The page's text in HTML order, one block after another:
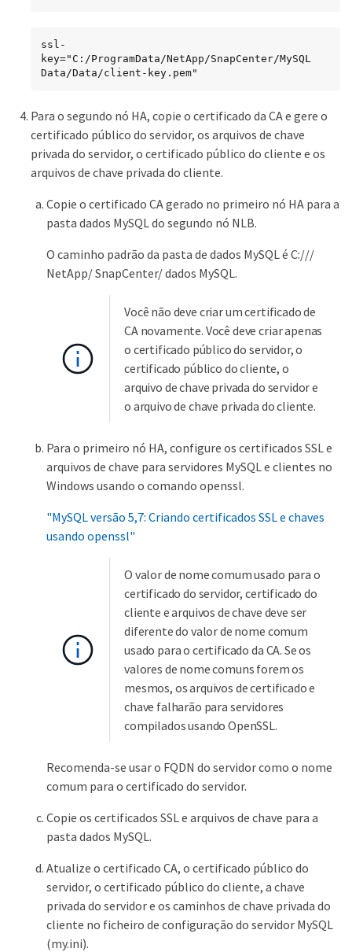
ssl-
key="C:/ProgramData/NetApp/SnapCenter/MySQL
Data/Data/client-key.pem"
Para o segundo nó HA, copie o certificado da CA e gere o
certificado público do servidor, os arquivos de chave
privada do servidor, o certificado público do cliente e os
arquivos de chave privada do cliente.
Copie o certificado CA gerado no primeiro nó HA para a
pasta dados MySQL do segundo nó NLB.
O caminho padrão da pasta de dados MySQL é C:///
NetApp/ SnapCenter/ dados MySQL.
Você não deve criar um certificado de
CA novamente. Você deve criar apenas
o certificado público do servidor, o
certificado público do cliente, o
arquivo de chave privada do servidor e
o arquivo de chave privada do cliente.
Para o primeiro nó HA, configure os certificados SSL e
arquivos de chave para servidores MySQL e clientes no
Windows usando o comando openssl.
"MySQL versão 5,7: Criando certificados SSL e chaves
usando openssl"
O valor de nome comum usado para o
certificado do servidor, certificado do
cliente e arquivos de chave deve ser
diferente do valor de nome comum
usado para o certificado da CA. Se os
valores de nome comuns forem os
mesmos, os arquivos de certificado e
chave falharão para servidores
compilados usando OpenSSL.
Recomenda-se usar o FQDN do servidor como o nome
comum para o certificado do servidor.
Copie os certificados SSL e arquivos de chave para a
pasta dados MySQL.
Atualize o certificado CA, o certificado público do
servidor, o certificado público do cliente, a chave
privada do servidor e os caminhos de chave privada do
cliente no ficheiro de configuração do servidor MySQL
(my.ini).